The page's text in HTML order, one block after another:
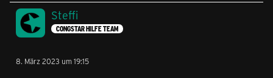
Steffi
CONGSTAR HILFE TEAM
8. März 2023 um 19:15